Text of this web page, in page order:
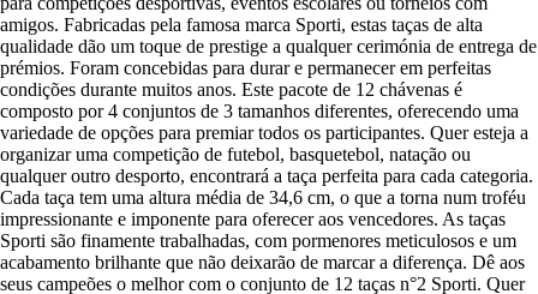
amigos. Fabricadas pela famosa marca Sporti, estas taças de alta
qualidade dão um toque de prestige a qualquer cerimónia de entrega de
prémios. Foram concebidas para durar e permanecer em perfeitas
condições durante muitos anos. Este pacote de 12 chávenas é
composto por 4 conjuntos de 3 tamanhos diferentes, oferecendo uma
variedade de opções para premiar todos os participantes. Quer esteja a
organizar uma competição de futebol, basquetebol, natação ou
qualquer outro desporto, encontrará a taça perfeita para cada categoria.
Cada taça tem uma altura média de 34,6 cm, o que a torna num troféu
impressionante e imponente para oferecer aos vencedores. As taças
Sporti são finamente trabalhadas, com pormenores meticulosos e um
acabamento brilhante que não deixarão de marcar a diferença. Dê aos
seus campeões o melhor com o conjunto de 12 taças n°2 Sporti. Quer